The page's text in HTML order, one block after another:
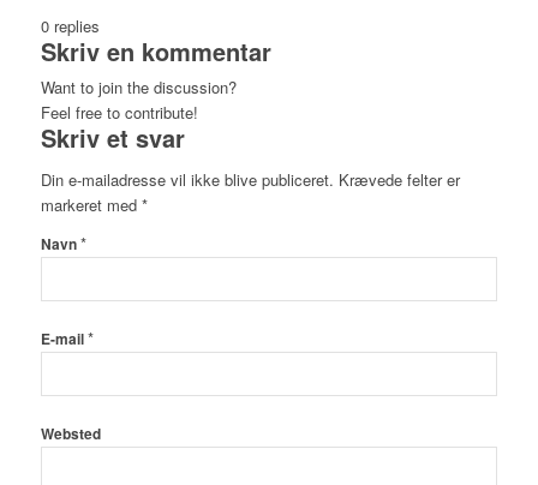
0 replies
Skriv en kommentar
Want to join the discussion?
Feel free to contribute!
Skriv et svar
Din e-mailadresse vil ikke blive publiceret. Krævede felter er
markeret med *
Navn*
E-mail*
Websted